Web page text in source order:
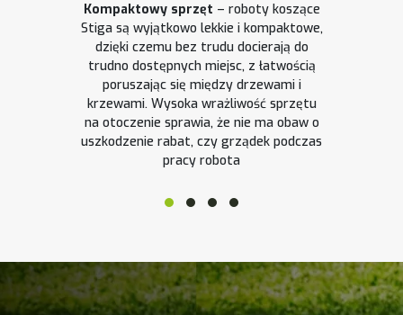
Kompaktowy sprzęt – roboty koszące
Stiga są wyjątkowo lekkie i kompaktowe,
dzięki czemu bez trudu docierają do
trudno dostępnych miejsc, z łatwością
poruszając się między drzewami i
krzewami. Wysoka wrażliwość sprzętu
na otoczenie sprawia, że nie ma obaw o
uszkodzenie rabat, czy grządek podczas
pracy robota